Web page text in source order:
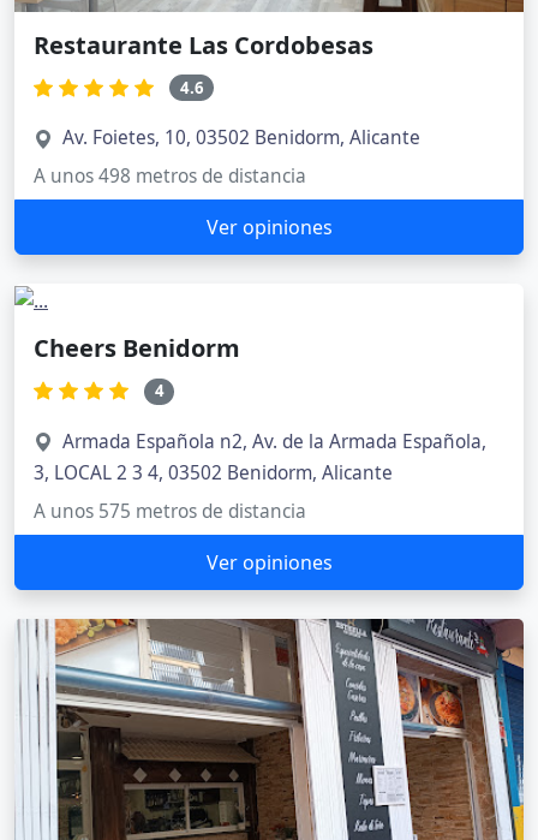
Restaurante Las Cordobesas
4.6
Av. Foietes, 10, 03502 Benidorm, Alicante
A unos 498 metros de distancia
Ver opiniones
Cheers Benidorm
4
Armada Española n2, Av. de la Armada Española,
3, LOCAL 2 3 4, 03502 Benidorm, Alicante
A unos 575 metros de distancia
Ver opiniones